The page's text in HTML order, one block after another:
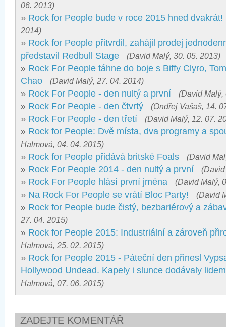
06. 2013)
» Rock for People bude v roce 2015 hned dvakrát!
2014)
» Rock for People přitvrdil, zahájil prodej
představil Redbull Stage
(David Malý, 30. 05. 2013)
» Rock For People táhne do boje s Biffy Clyro,
Chao
(David Malý, 27. 04. 2014)
» Rock For People - den nultý a první (David Malý,
» Rock For People - den čtvrtý (Ondřej Vašaš, 14.
» Rock For People - den třetí (David Malý, 12. 07.
» Rock for People: Dvě místa, dva programy a
Halmová, 04. 04. 2015)
» Rock for People přidává britské Foals (David
» Rock For People 2014 - den nultý a první
» Rock For People hlásí první jména (David Malý,
» Na Rock For People se vrátí Bloc Party! (David
» Rock for People bude čistý, bezbariérový a
27. 04. 2015)
» Rock for People 2015: Industriální a zároveň
Halmová, 25. 02. 2015)
» Rock for People 2015 - Páteční den přinesl
Hollywood Undead. Kapely i slunce dodávaly
Halmová, 07. 06. 2015)
ZADEJTE KOMENTÁŘ